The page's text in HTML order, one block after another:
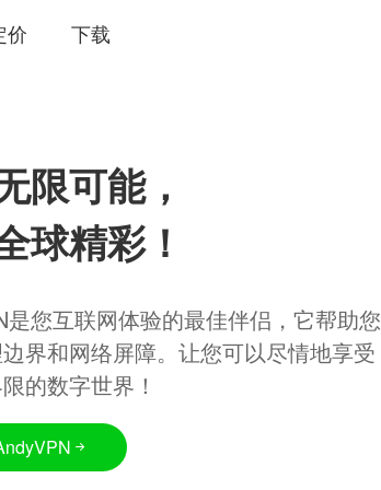
价 下载
限可能，
球精彩！
是您互联网体验的最佳伴侣，它帮助您
界和网络屏障。让您可以尽情地享受
的数字世界！